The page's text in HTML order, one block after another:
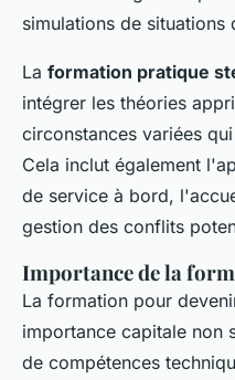
simulations de situations
La formation pratique
intégrer les théories
circonstances variées
Cela inclut également
de service à bord,
gestion des conflits
Importance de la
La formation pour
importance capitale non
de compétences